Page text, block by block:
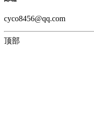
cyco8456@qq.com
顶部